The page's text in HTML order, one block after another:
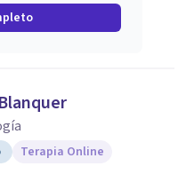
Terapia Online